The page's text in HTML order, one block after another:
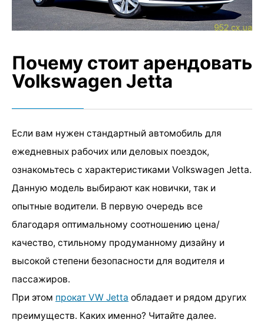
Почему стоит арендовать
Volkswagen Jetta
Если вам нужен стандартный автомобиль для
ежедневных рабочих или деловых поездок,
ознакомьтесь с характеристиками Volkswagen Jetta.
Данную модель выбирают как новички, так и
опытные водители. В первую очередь все
благодаря оптимальному соотношению цена/
качество, стильному продуманному дизайну и
высокой степени безопасности для водителя и
пассажиров.
При этом прокат VW Jetta обладает и рядом других
преимуществ. Каких именно? Читайте далее.